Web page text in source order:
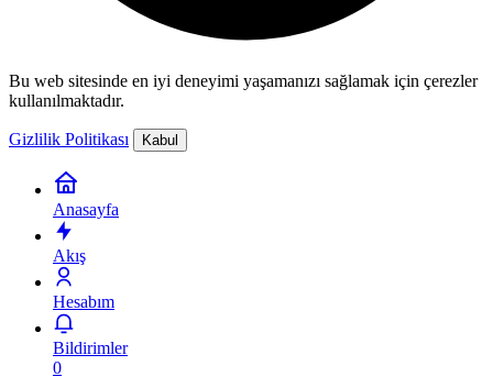
Bu web sitesinde en iyi deneyimi yaşamanızı sağlamak için çerezler
kullanılmaktadır.
Gizlilik Politikası Kabul
Anasayfa
Akış
Hesabım
Bildirimler
0